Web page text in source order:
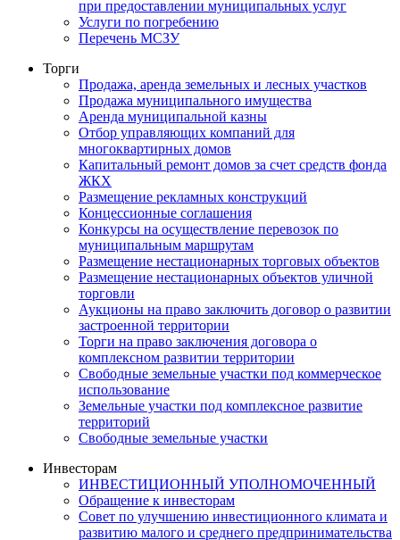
при предоставлении муниципальных услуг
Услуги по погребению
Перечень МСЗУ
Торги
Продажа, аренда земельных и лесных участков
Продажа муниципального имущества
Аренда муниципальной казны
Отбор управляющих компаний для
многоквартирных домов
Капитальный ремонт домов за счет средств фонда
ЖКХ
Размещение рекламных конструкций
Концессионные соглашения
Конкурсы на осуществление перевозок по
муниципальным маршрутам
Размещение нестационарных торговых объектов
Размещение нестационарных объектов уличной
торговли
Аукционы на право заключить договор о развитии
застроенной территории
Торги на право заключения договора о
комплексном развитии территории
Свободные земельные участки под коммерческое
использование
Земельные участки под комплексное развитие
территорий
Свободные земельные участки
Инвесторам
ИНВЕСТИЦИОННЫЙ УПОЛНОМОЧЕННЫЙ
Обращение к инвесторам
Совет по улучшению инвестиционного климата и
развитию малого и среднего предпринимательства